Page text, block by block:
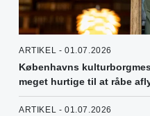
ARTIKEL - 01.07.2026
Københavns
meget hurtige til at råbe
ARTIKEL - 01.07.2026